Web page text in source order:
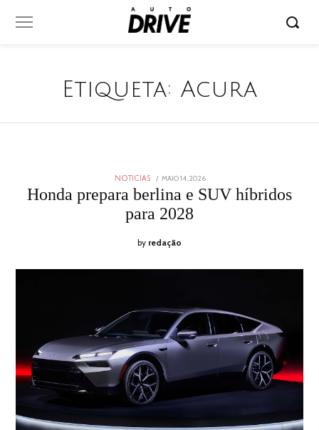
Etiqueta: Acura
NOTICIAS
POSTED
ON
MAIO 14, 2026
14,
2026
Honda prepara berlina e SUV híbridos
para 2028
by redação